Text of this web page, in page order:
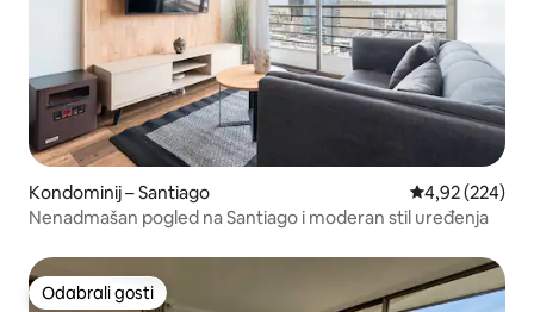
Kondominij – Santiago Prosječna
4,92 (224)
Nenadmašan pogled na Santiago i moderan stil uređenja
Odabrali gosti
Odabrali gosti